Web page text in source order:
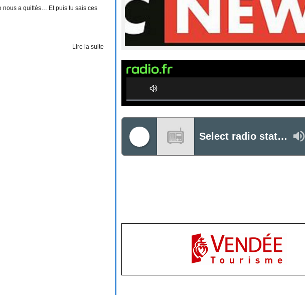
nous a quittés… Et puis tu sais ces
Lire la suite
0%
Complete
Select radio station